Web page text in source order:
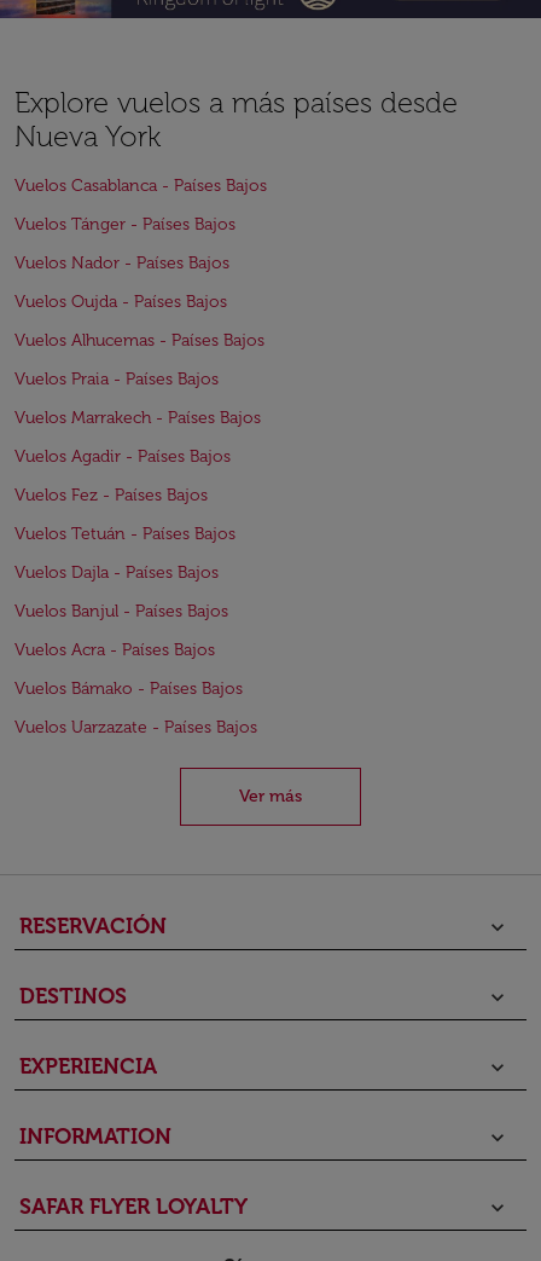
Explore vuelos a más países desde
Nueva York
Vuelos Casablanca - Países Bajos
Vuelos Tánger - Países Bajos
Vuelos Nador - Países Bajos
Vuelos Oujda - Países Bajos
Vuelos Alhucemas - Países Bajos
Vuelos Praia - Países Bajos
Vuelos Marrakech - Países Bajos
Vuelos Agadir - Países Bajos
Vuelos Fez - Países Bajos
Vuelos Tetuán - Países Bajos
Vuelos Dajla - Países Bajos
Vuelos Banjul - Países Bajos
Vuelos Acra - Países Bajos
Vuelos Bámako - Países Bajos
Vuelos Uarzazate - Países Bajos
Ver más
RESERVACIÓN keyboard_arrow_down
DESTINOS keyboard_arrow_down
EXPERIENCIA keyboard_arrow_down
INFORMATION keyboard_arrow_down
SAFAR FLYER LOYALTY keyboard_arrow_down